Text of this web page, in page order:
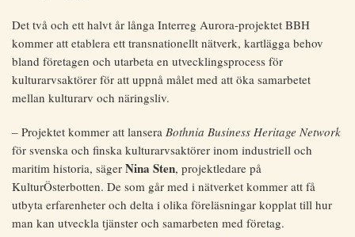
Det två och ett halvt år långa Interreg Aurora-projektet BBH
kommer att etablera ett transnationellt nätverk, kartlägga behov
bland företagen och utarbeta en utvecklingsprocess för
kulturarvsaktörer för att uppnå målet med att öka samarbetet
mellan kulturarv och näringsliv.
– Projektet kommer att lansera Bothnia Business Heritage Network
för svenska och finska kulturarvsaktörer inom industriell och
maritim historia, säger Nina Sten, projektledare på
KulturÖsterbotten. De som går med i nätverket kommer att få
utbyta erfarenheter och delta i olika föreläsningar kopplat till hur
man kan utveckla tjänster och samarbeten med företag.